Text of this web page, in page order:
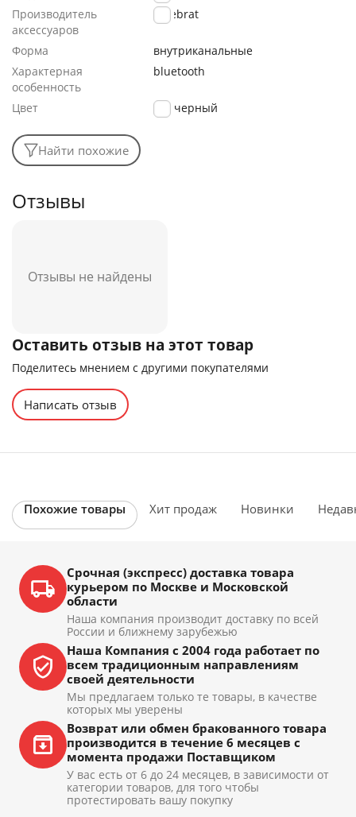
Производитель
аксессуаров
Celebrat
Форма
внутриканальные
Характерная
особенность
bluetooth
Цвет черный
Найти похожие
Отзывы
Отзывы не найдены
Оставить отзыв на этот товар
Поделитесь мнением с другими покупателями
Написать отзыв
Похожие товары Хит продаж Новинки
Срочная (экспресс) доставка товара
курьером по Москве и Московской
области
Наша компания производит доставку по всей
России и ближнему зарубежью
Наша Компания с 2004 года работает по
всем традиционным направлениям
своей деятельности
Мы предлагаем только те товары, в качестве
которых мы уверены
Возврат или обмен бракованного товара
производится в течение 6 месяцев с
момента продажи Поставщиком
У вас есть от 6 до 24 месяцев, в зависимости от
категории товаров, для того чтобы
протестировать вашу покупку